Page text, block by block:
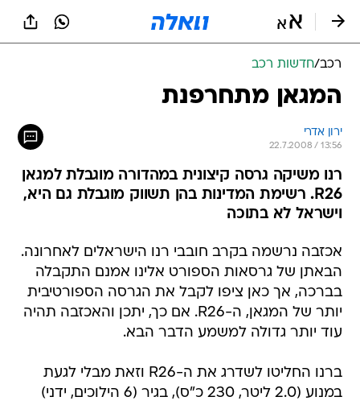
רכב/חדשות רכב
המגאן מתחרפנת
ירון אדרי
22.7.2008 / 13:56
רנו משיקה גרסה קיצונית במהדורה מוגבלת למגאן
R26. רשימת המדינות בהן תשווק מוגבלת גם היא,
וישראל לא בתוכה
אכזבה נרשמה בקרב חובבי רנו הישראלים לאחרונה.
הבאתן של גרסאות הספורט אלינו אמנם התקבלה
בברכה, אך כאן ציפו לקבל את הגרסה הספורטיבית
יותר של המגאן, ה-R26. אם כך, יתכן והאכזבה תהיה
עוד יותר גדולה למשמע הדבר הבא.
ברנו החליטו לשדרג את ה-R26 וזאת מבלי לגעת
במנוע (2.0 ליטר, 230 כ"ס), בגיר (6 הילוכים, ידני)